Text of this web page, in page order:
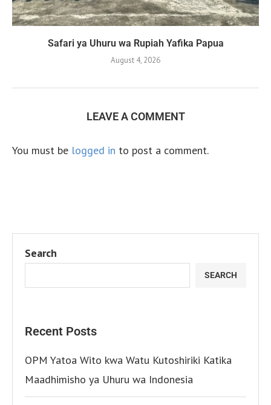
Safari ya Uhuru wa Rupiah Yafika Papua
August 4, 2026
LEAVE A COMMENT
You must be logged in to post a comment.
Search
SEARCH
Recent Posts
OPM Yatoa Wito kwa Watu Kutoshiriki Katika
Maadhimisho ya Uhuru wa Indonesia